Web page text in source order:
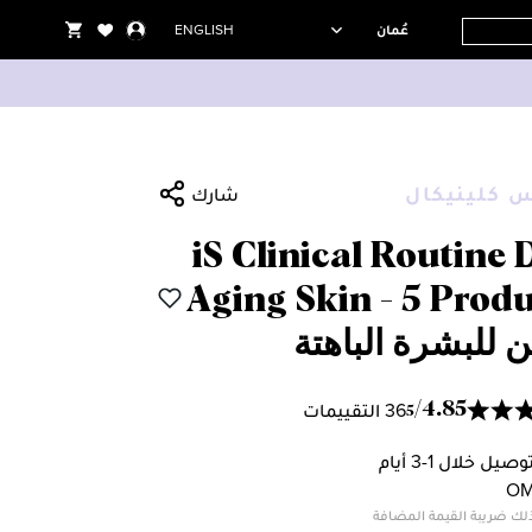
عُمان ENGLISH
كلينيكال شارك
iS Clinical Routine
Aging Skin - 5
للبشرة الباهتة
4.85
/
536 التقييمات
توصيل خلال 1-3 أيام
ضريبة القيمة المضافة